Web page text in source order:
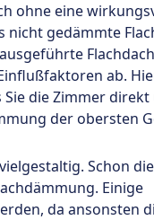
ohne eine
gedämmte
ab.
Sie die Zimmer
der obersten
Schon die
Einige
da ansonsten